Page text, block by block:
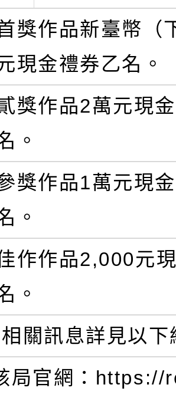
獎作品新臺幣（
現金禮券乙名。
獎作品2萬元現
。
獎作品1萬元現
。
作作品2,000元
。
相關訊息詳見以下
局官網：https://